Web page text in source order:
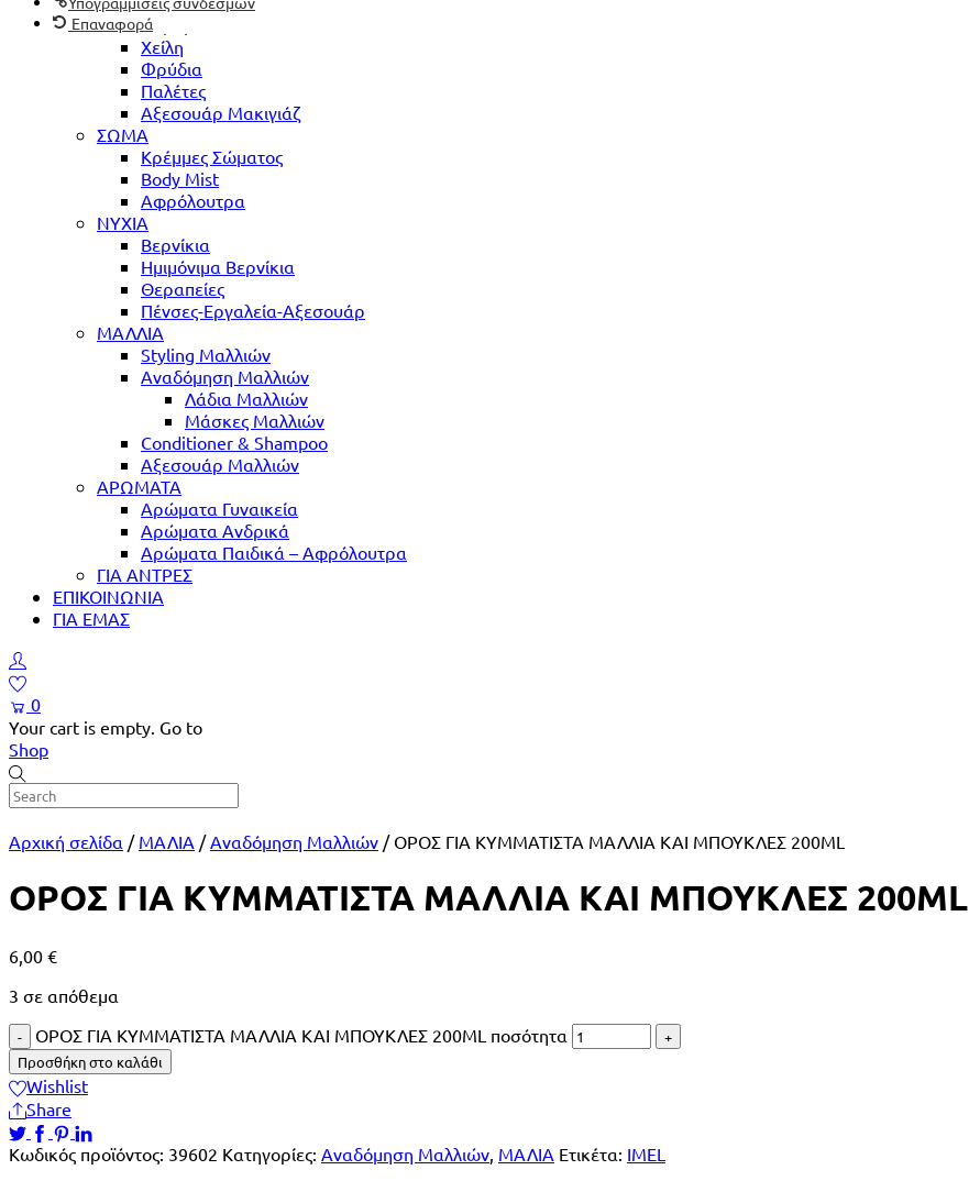
Ζυγωματικά
Χείλη
Φρύδια
Παλέτες
Αξεσουάρ Μακιγιάζ
ΣΩΜΑ
Κρέμμες Σώματος
Body Mist
Αφρόλουτρα
ΝΥΧΙΑ
Βερνίκια
Ημιμόνιμα Βερνίκια
Θεραπείες
Πένσες-Εργαλεία-Αξεσουάρ
ΜΑΛΛΙΑ
Styling Μαλλιών
Αναδόμηση Μαλλιών
Λάδια Μαλλιών
Μάσκες Μαλλιών
Conditioner & Shampoo
Αξεσουάρ Μαλλιών
ΑΡΩΜΑΤΑ
Αρώματα Γυναικεία
Αρώματα Ανδρικά
Αρώματα Παιδικά – Αφρόλουτρα
ΓΙΑ ΑΝΤΡΕΣ
ΕΠΙΚΟΙΝΩΝΙΑ
ΓΙΑ ΕΜΑΣ
0
Your cart is empty. Go to
Shop
Αρχική σελίδα / ΜΑΛΙΑ / Αναδόμηση Μαλλιών / ΟΡΟΣ ΓΙΑ ΚΥΜΜΑΤΙΣΤΑ ΜΑΛΛΙΑ ΚΑΙ ΜΠΟΥΚΛΕΣ 200ML
ΟΡΟΣ ΓΙΑ ΚΥΜΜΑΤΙΣΤΑ ΜΑΛΛΙΑ ΚΑΙ ΜΠΟΥΚΛΕΣ 200ML
6,00 €
3 σε απόθεμα
ΟΡΟΣ ΓΙΑ ΚΥΜΜΑΤΙΣΤΑ ΜΑΛΛΙΑ ΚΑΙ ΜΠΟΥΚΛΕΣ 200ML ποσότητα
Προσθήκη στο καλάθι
Wishlist
Share
Κωδικός προϊόντος: 39602 Κατηγορίες: Αναδόμηση Μαλλιών, ΜΑΛΙΑ Ετικέτα: IMEL
Επαναφορά